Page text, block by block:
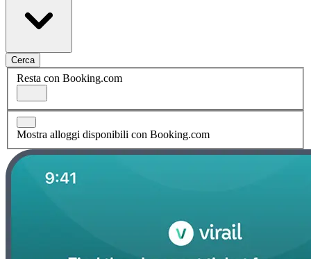
Cerca
Resta con Booking.com
Mostra alloggi disponibili con Booking.com